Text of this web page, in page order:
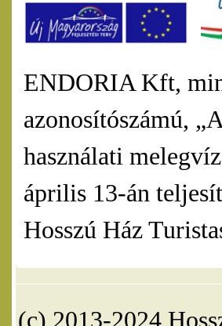
ENDORIA Kft,
azonosítószámú,
használati
április 13-án
Hosszú Ház
(c) 2013-2024